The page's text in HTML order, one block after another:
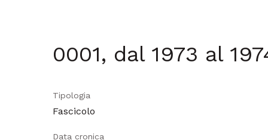
0001, dal 1973 al
Tipologia
Fascicolo
Data cronica